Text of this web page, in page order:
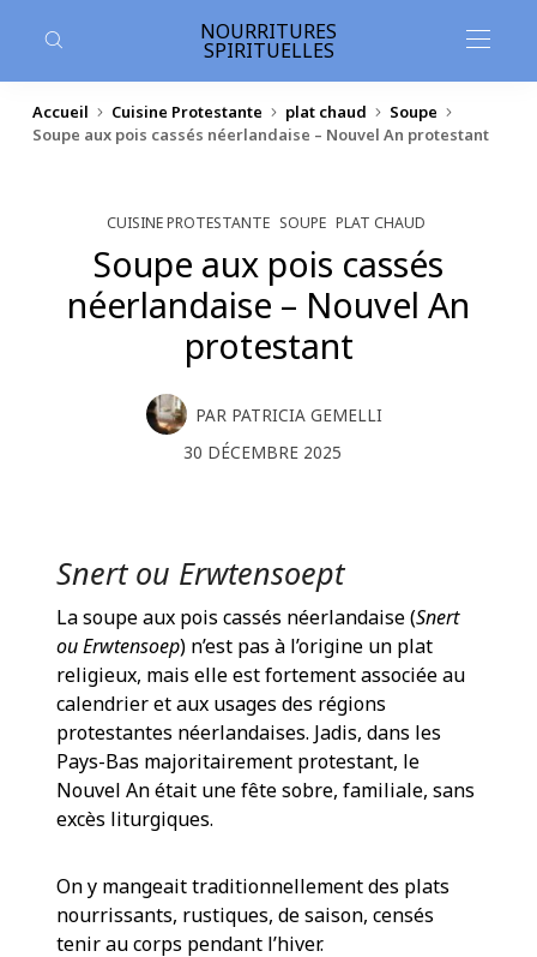
principal
NOURRITURES
SPIRITUELLES
Accueil Cuisine Protestante plat chaud
Soupe
Soupe aux pois cassés néerlandaise – Nouvel An protestant
CUISINE PROTESTANTE SOUPE PLAT CHAUD
Soupe aux pois cassés
néerlandaise – Nouvel An
protestant
PAR PATRICIA GEMELLI
30 DÉCEMBRE 2025
Snert ou Erwtensoept
La soupe aux pois cassés néerlandaise (Snert
ou Erwtensoep) n’est pas à l’origine un plat
religieux, mais elle est fortement associée au
calendrier et aux usages des régions
protestantes néerlandaises. Jadis, dans les
Pays-Bas majoritairement protestant, le
Nouvel An était une fête sobre, familiale, sans
excès liturgiques.
On y mangeait traditionnellement des plats
nourrissants, rustiques, de saison, censés
tenir au corps pendant l’hiver.